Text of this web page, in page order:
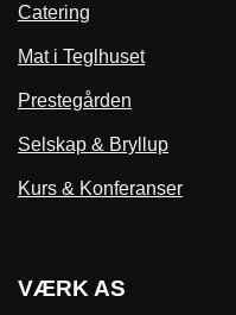
Catering
Mat i Teglhuset
Prestegården
Selskap & Bryllup
Kurs & Konferanser
VÆRK AS